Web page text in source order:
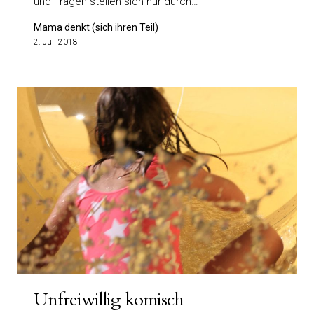
Mama denkt (sich ihren Teil)
2. Juli 2018
Unfreiwillig komisch